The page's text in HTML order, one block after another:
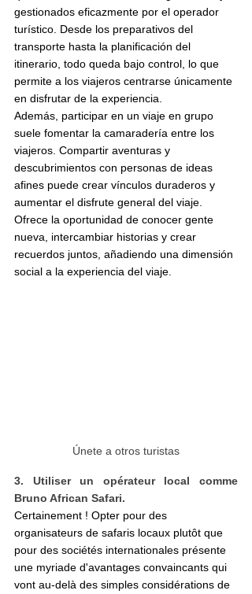
gestionados eficazmente por el operador
turístico. Desde los preparativos del
transporte hasta la planificación del
itinerario, todo queda bajo control, lo que
permite a los viajeros centrarse únicamente
en disfrutar de la experiencia.
Además, participar en un viaje en grupo
suele fomentar la camaradería entre los
viajeros. Compartir aventuras y
descubrimientos con personas de ideas
afines puede crear vínculos duraderos y
aumentar el disfrute general del viaje.
Ofrece la oportunidad de conocer gente
nueva, intercambiar historias y crear
recuerdos juntos, añadiendo una dimensión
social a la experiencia del viaje.
Únete a otros turistas
3. Utiliser un opérateur local comme
Bruno African Safari.
Certainement ! Opter pour des
organisateurs de safaris locaux plutôt que
pour des sociétés internationales présente
une myriade d'avantages convaincants qui
vont au-delà des simples considérations de